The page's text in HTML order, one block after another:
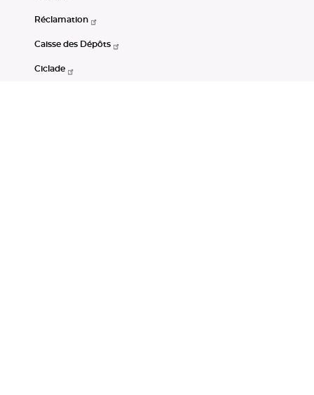
Réclamation
Caisse des Dépôts
Ciclade